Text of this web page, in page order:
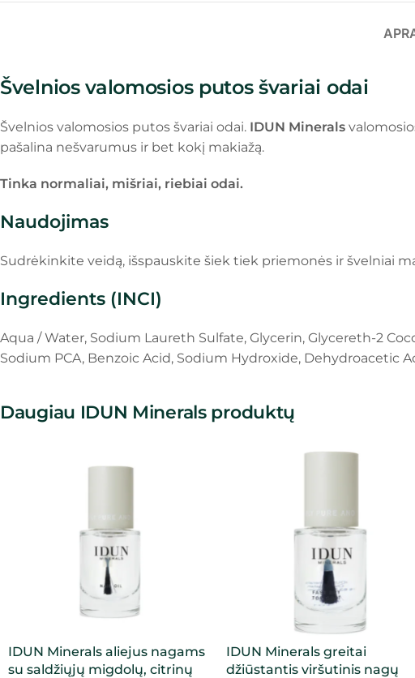
Švelnios valomosios putos švariai odai
Švelnios valomosios putos švariai odai. IDUN Minerals
pašalina nešvarumus ir bet kokį makiažą.
Tinka normaliai, mišriai, riebiai odai.
Naudojimas
Sudrėkinkite veidą, išspauskite šiek tiek priemonės ir švelniai
Ingredients (INCI)
Aqua / Water, Sodium Laureth Sulfate, Glycerin, Glycereth-2
Sodium PCA, Benzoic Acid, Sodium Hydroxide, Dehydroacetic
Daugiau IDUN Minerals produktų
IDUN Minerals aliejus nagams
su saldžiųjų migdolų, citrinų
IDUN Minerals greitai
džiūstantis viršutinis nagų